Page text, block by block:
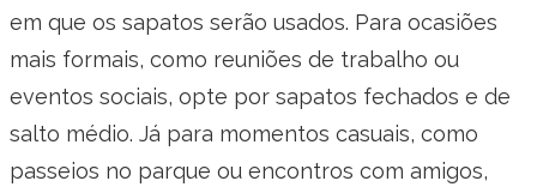
em que os sapatos serão usados. Para ocasiões
mais formais, como reuniões de trabalho ou
eventos sociais, opte por sapatos fechados e de
salto médio. Já para momentos casuais, como
passeios no parque ou encontros com amigos,